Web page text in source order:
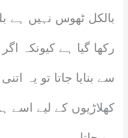
بالکل ٹھوس نہیں ہے
رکھا گیا ہے کیونکہ
سے بنایا جاتا تو یہ
کھلاڑیوں کے لیے اسے